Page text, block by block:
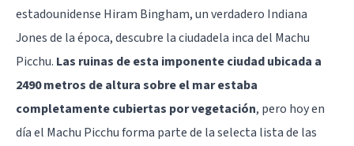
estadounidense Hiram Bingham, un verdadero Indiana
Jones de la época, descubre la ciudadela inca del Machu
Picchu. Las ruinas de esta imponente ciudad ubicada a
2490 metros de altura sobre el mar estaba
completamente cubiertas por vegetación, pero hoy en
día el Machu Picchu forma parte de la selecta lista de las